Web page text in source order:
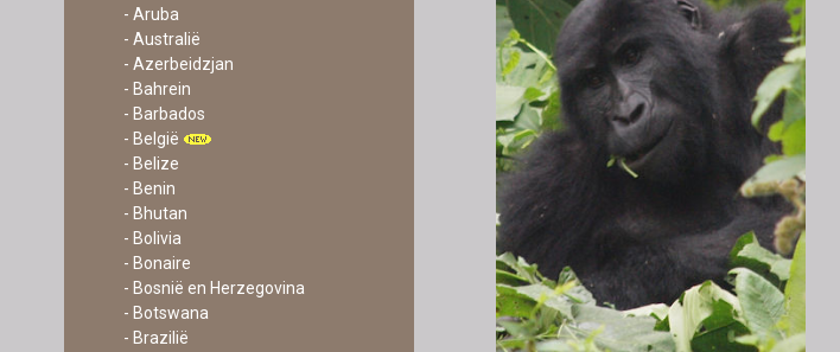
- Aruba
- Australië
- Azerbeidzjan
- Bahrein
- Barbados
- België
- Belize
- Benin
- Bhutan
- Bolivia
- Bonaire
- Bosnië en Herzegovina
- Botswana
- Brazilië